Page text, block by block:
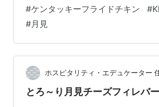
#ケンタッキーフライドチキン #
#月見
ホスピタリティ・エデュケーター
とろ～り月見チーズフィレバ